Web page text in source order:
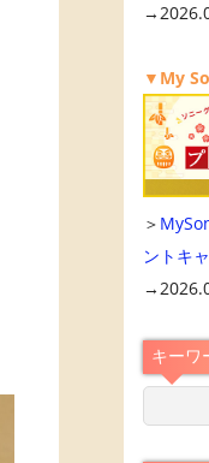
▼My
＞
ントキ
キーワ